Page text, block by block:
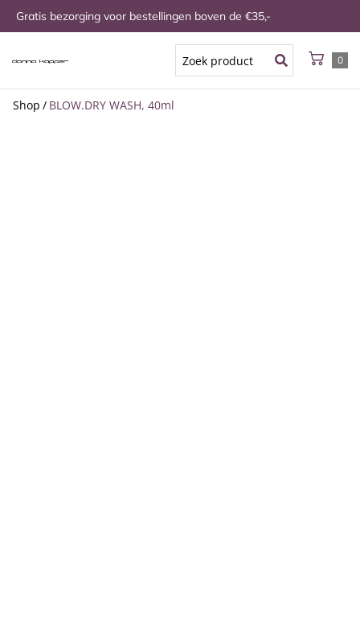
Gratis bezorging voor bestellingen boven de €35,-
0
Shop / BLOW.DRY WASH, 40ml